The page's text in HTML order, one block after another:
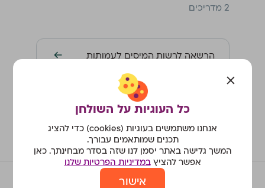
‫2 מדריכים
הרשאה לרשות המיסים לעמותות
בקשת מספר דיווח לקבלה על תרומה
כל העוגיות על השולחן
אנחנו משתמשים בעוגיות (cookies) כדי להציג
תכנים שמותאמים עבורך.
המשך גלישה באתר יסמן לנו שזה בסדר מבחינתך. כאן
אפשר להציץבמדיניות הפרטיות שלנו
אישור